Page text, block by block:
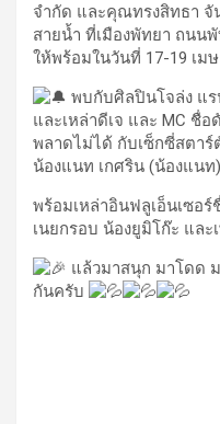
จำกัด และคุณทรงสิทธา จั
สายน้ำ ที่เมืองพัทยา ถนน
ให้พร้อมในวันที่ 17-19 เม
พบกับศิลปินโจล่ง แร
และเหล่าดีเจ และ MC ชื่อ
พลาดไม่ได้ กับเซ็กซี่สตา
น้องแนท เกศริน (น้องแนท)
พร้อมเหล่าอินฟลูเอ็นเซอร์
เนยกรอบ น้องยูมิโก๊ะ และ
แล้วมาสนุก มาโดด
กันครับ